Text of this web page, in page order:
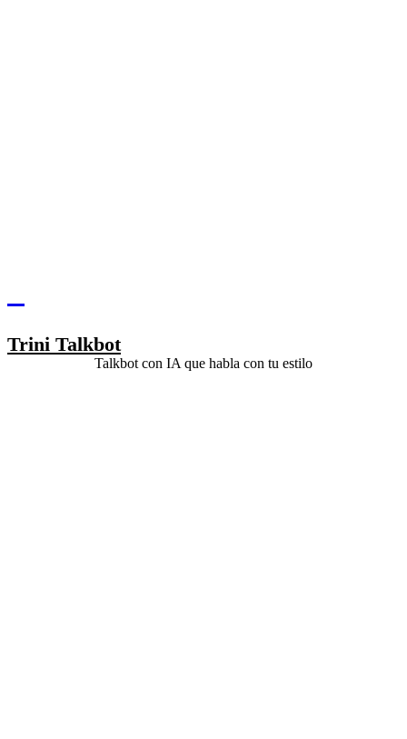
Trini Talkbot
Talkbot con IA que habla con tu estilo